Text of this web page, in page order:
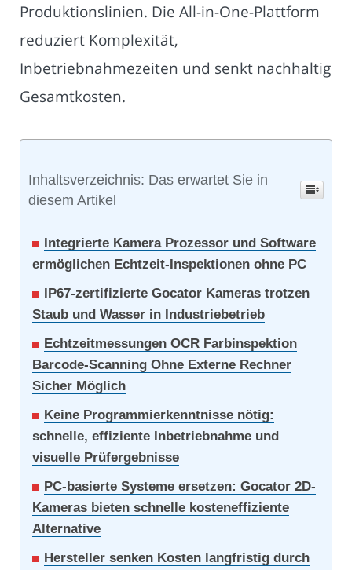
Produktionslinien. Die All-in-One-Plattform
reduziert Komplexität,
Inbetriebnahmezeiten und senkt nachhaltig
Gesamtkosten.
Inhaltsverzeichnis: Das erwartet Sie in
diesem Artikel
Integrierte Kamera Prozessor und Software
ermöglichen Echtzeit-Inspektionen ohne PC
IP67-zertifizierte Gocator Kameras trotzen
Staub und Wasser in Industriebetrieb
Echtzeitmessungen OCR Farbinspektion
Barcode-Scanning Ohne Externe Rechner
Sicher Möglich
Keine Programmierkenntnisse nötig:
schnelle, effiziente Inbetriebnahme und
visuelle Prüfergebnisse
PC-basierte Systeme ersetzen: Gocator 2D-
Kameras bieten schnelle kosteneffiziente
Alternative
Hersteller senken Kosten langfristig durch